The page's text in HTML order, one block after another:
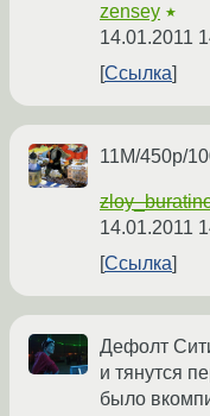
zensey ★
14.01.2011
Ссылка
11M/450р/
14.01.2011
Ссылка
Дефолт
и тянутся
было